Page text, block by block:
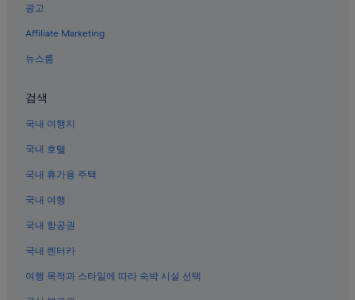
광고
Affiliate Marketing
뉴스룸
검색
국내 여행지
국내 호텔
국내 휴가용 주택
국내 여행
국내 항공권
국내 렌터카
여행 목적과 스타일에 따라 숙박 시설 선택